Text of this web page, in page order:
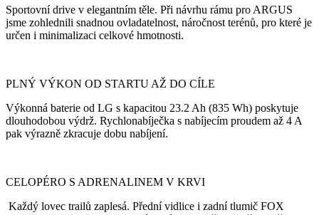
Sportovní drive v elegantním těle. Při návrhu rámu pro ARGUS
jsme zohlednili snadnou ovladatelnost, náročnost terénů, pro které je
určen i minimalizaci celkové hmotnosti.
PLNÝ VÝKON OD STARTU AŽ DO CÍLE
Výkonná baterie od LG s kapacitou 23.2 Ah (835 Wh) poskytuje
dlouhodobou výdrž. Rychlonabíječka s nabíjecím proudem až 4 A
pak výrazně zkracuje dobu nabíjení.
CELOPÉRO S ADRENALINEM V KRVI
Každý lovec trailů zaplesá. Přední vidlice i zadní tlumič FOX